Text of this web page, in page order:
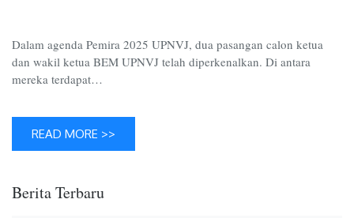
Dalam agenda Pemira 2025 UPNVJ, dua pasangan calon ketua
dan wakil ketua BEM UPNVJ telah diperkenalkan. Di antara
mereka terdapat…
READ MORE >>
Berita Terbaru